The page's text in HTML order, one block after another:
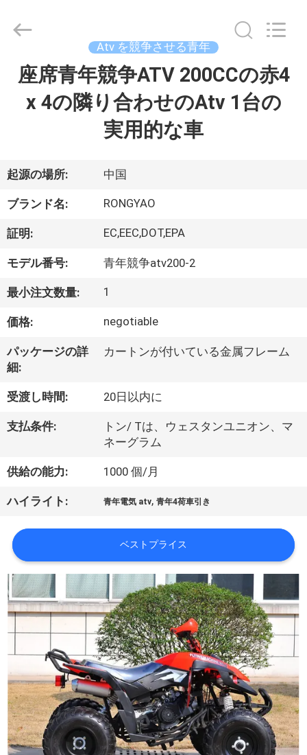
家
ダ
ク
ト
私
に
つ
い
て
工
場
行
品
質
管
理
私
Shanghai
Rongyao
Rights
Reserved.
Atv を競争させる青年
座席青年競争ATV 200CCの赤4
x 4の隣り合わせのAtv 1台の
実用的な車
起源の場所: 中国
ブランド名: RONGYAO
証明: EC,EEC,DOT,EPA
モデル番号: 青年競争atv200-2
最小注文数量: 1
価格: negotiable
パッケージの詳
細:
カートンが付いている金属フレーム
受渡し時間: 20日以内に
支払条件:
トン/ Tは、ウェスタンユニオン、マ
ネーグラム
供給の能力: 1000 個/月
ハイライト: 青年電気 atv,青年4荷車引き
ベストプライス